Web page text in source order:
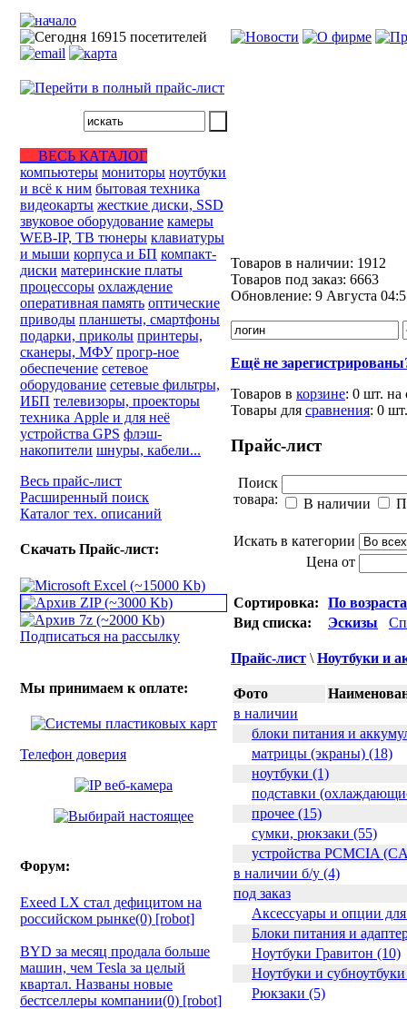
ВЕСЬ КАТАЛОГ
компьютеры мониторы ноутбуки
и всё к ним бытовая техника
видеокарты жесткие диски, SSD
звуковое оборудование камеры
WEB-IP, ТВ тюнеры клавиатуры
и мыши корпуса и БП компакт-
диски материнские платы
процессоры охлаждение
оперативная память оптические
приводы планшеты, смартфоны
подарки, приколы принтеры,
сканеры, МФУ прогр-ное
обеспечение сетевое
оборудование сетевые фильтры,
ИБП телевизоры, проекторы
техника Apple и для неё
устройства GPS флэш-
накопители шнуры, кабели...
Весь прайс-лист
Расширенный поиск
Каталог тех. описаний
Скачать Прайс-лист:
Подписаться на рассылку
Мы принимаем к оплате:
Телефон доверия
Форум:
Exeed LX стал дефицитом на
российском рынке(0) [robot]
BYD за месяц продала больше
машин, чем Tesla за целый
квартал. Названы новые
бестселлеры компании(0) [robot]
Товаров в наличии: 1912
Товаров под заказ: 6663
Обновление: 9 Августа
Ещё не
Товаров в корзине: 0 шт. на
Товары для сравнения: 0 шт.
Прайс-лист
Поиск
товара:
В наличии
Искать в категории
Цена от
Сортировка:
По
Вид списка:
Эскизы
Прайс-лист \Ноутбуки и
Фото
в наличии
блоки питания и
матрицы (экраны) (18)
ноутбуки (1)
подставки
прочее (15)
сумки, рюкзаки (55)
устройства PCMCIA
в наличии б/у (4)
под заказ
Аксессуары и опции
Блоки питания и
Ноутбуки Гравитон (10)
Ноутбуки и
Рюкзаки (5)